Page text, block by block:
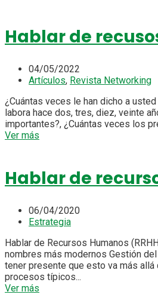
Hablar de
04/05/2022
Artículos, Revista Networking
¿Cuántas veces le han dicho a
labora hace dos, tres, diez, veinte
importantes?, ¿Cuántas veces los
Ver más
Hablar de
06/04/2020
Estrategia
Hablar de Recursos Humanos
nombres más modernos Gestión
tener presente que esto va más
procesos típicos...
Ver más